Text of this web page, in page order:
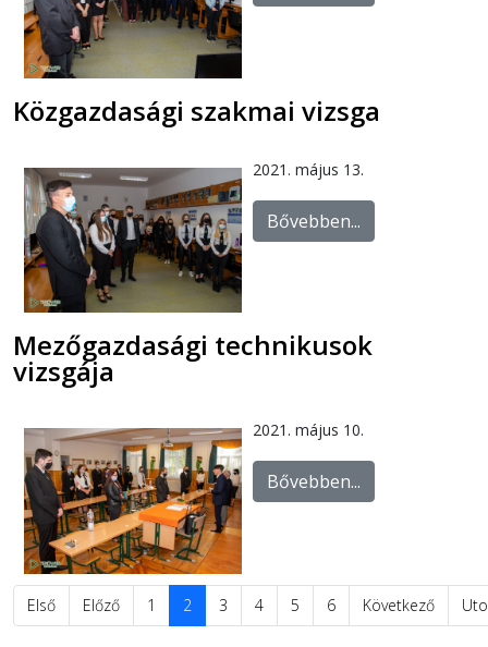
Közgazdasági szakmai vizsga
2021. május 13.
Bővebben...
Mezőgazdasági technikusok
vizsgája
2021. május 10.
Bővebben...
Első Előző 1 2 3 4 5 6 Következő